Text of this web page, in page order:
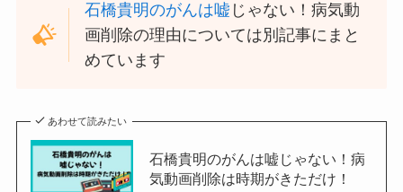
石橋貴明のがんは嘘 じゃない！病気動
画削除の理由については別記事にまと
めています
あわせて読みたい
石橋貴明のがんは嘘じゃない！病
気動画削除は時期がきただけ！